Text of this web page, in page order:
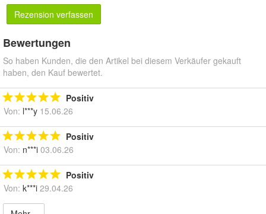
Rezension verfassen
Bewertungen
So haben Kunden, die den Artikel bei diesem Verkäufer gekauft
haben, den Kauf bewertet.
Positiv
Von: l***y 15.06.26
Positiv
Von: n***i 03.06.26
Positiv
Von: k***i 29.04.26